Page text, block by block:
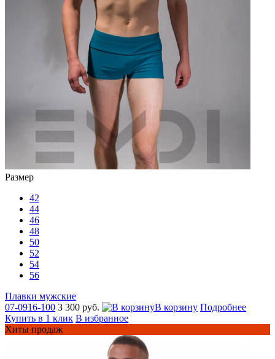
Размер
42
44
46
48
50
52
54
56
Плавки мужские
07-0916-100 3 300 руб. В корзину Подробнее
Купить в 1 клик В избранное
Хиты продаж